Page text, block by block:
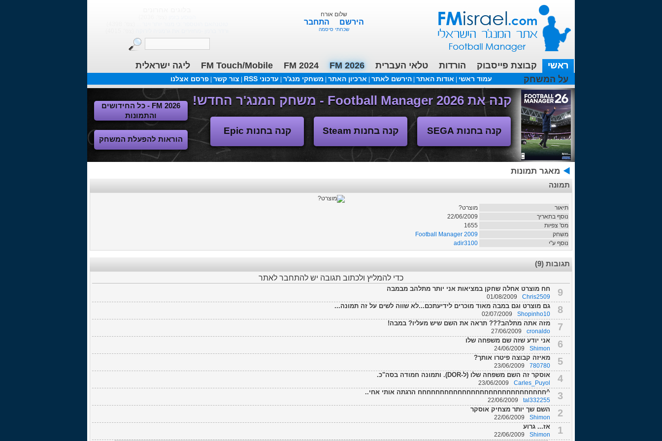
שלום אורח
הירשם התחבר
שכחתי סיסמה
ראשי קבוצת פייסבוק הורדות טלאי העברית FM 2026
FM 2024
FM Touch/Mobile
ליגה ישראלית
על המשחק
עמוד ראשי אודות האתר |הירשם לאתר ארכיון האתר משחקי מנג'ר עדכוני RSS צור קשר פרסם אצלנו
עכשיו בפורומים:FM19- איך יוצאים לחופשה עם המאמן ?
קנה את Football Manager 2026 - משחק המנג'ר החדש!
קנה בחנות SEGA קנה בחנות Steam קנה בחנות Epic
FM 2026 - כל החידושים
והתמונות
הוראות להפעלת המשחק
מאגר תמונות
תמונה
תיאור
מוצרט?
נוסף בתאריך
22/06/2009
מס' צפיות
1655
משחק
Football Manager 2009
נוסף ע"י
adir3100
תגובות (9)
כדי להמליץ ולכתוב תגובה יש להתחבר לאתר
9 חח מוצרט אחלה שחקן במציאות אני יותר מתלהב מבמבה
Chris2509
01/08/2009
8 גם מוצרט וגם במבה מאוד מוכרים לידיעתכם...לא שווה לשים על זה תמונה...
Shopinho10
02/07/2009
7 מזה אתה מתלהב??? תראה את השם שיש מעליו? במבה!
cronaldo
27/06/2009
6 אני יודע שזה שם משפחה שלו
Shimon
24/06/2009
5 מאיזה קבוצה פיטרו אותך?
780780
23/06/2009
4 אוסקר זה השם משפחה שלו (ל-DOR). ותמונה חמודה בסה"כ.
Carles_Puyol
23/06/2009
3 ^חחחחחחחחחחחחחחחחחחחחחחחחחחחחח הרגתה אותי אחי..
tal332255
22/06/2009
2 השם שך יותר מצחיק אוסקר
Shimon
22/06/2009
1 אז... גרוע
Shimon
22/06/2009